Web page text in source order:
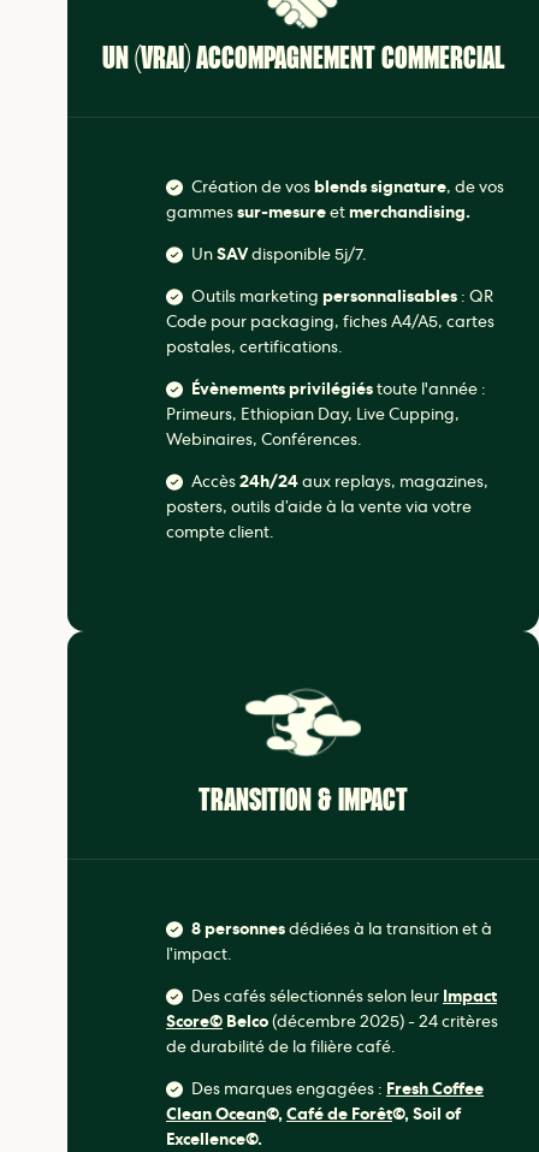
UN (VRAI) ACCOMPAGNEMENT COMMERCIAL
Création de vos blends signature, de vos
gammes sur-mesure et merchandising.
Un SAV disponible 5j/7.
Outils marketing personnalisables : QR
Code pour packaging, fiches A4/A5, cartes
postales, certifications.
Évènements privilégiés toute l'année :
Primeurs, Ethiopian Day, Live Cupping,
Webinaires, Conférences.
Accès 24h/24 aux replays, magazines,
posters, outils d’aide à la vente via votre
compte client.
TRANSITION & IMPACT
8 personnes dédiées à la transition et à
l’impact.
Des cafés sélectionnés selon leur Impact
Score© Belco (décembre 2025) - 24 critères
de durabilité de la filière café.
Des marques engagées : Fresh Coffee
Clean Ocean©, Café de Forêt©, Soil of
Excellence©.